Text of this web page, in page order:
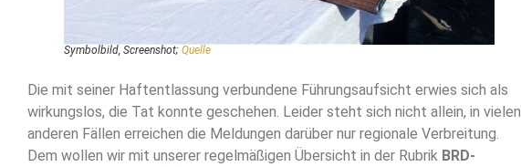
Symbolbild, Screenshot; Quelle
Die mit seiner Haftentlassung verbundene Führungsaufsicht erwies sich als
wirkungslos, die Tat konnte geschehen. Leider steht sich nicht allein, in vielen
anderen Fällen erreichen die Meldungen darüber nur regionale Verbreitung.
Dem wollen wir mit unserer regelmäßigen Übersicht in der Rubrik BRD-